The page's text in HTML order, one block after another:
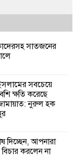
সাতজনের
সবচেয়ে
ক্ষতি করেছে
নুরুল হক
দিচ্ছেন, আপনারা
করলেন না